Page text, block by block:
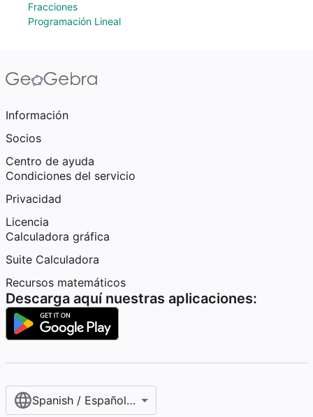
Fracciones
Programación Lineal
Información
Socios
Centro de ayuda
Condiciones del servicio
Privacidad
Licencia
Calculadora gráfica
Suite Calculadora
Recursos matemáticos
Descarga aquí nuestras aplicaciones:
Spanish / Español (internacional)